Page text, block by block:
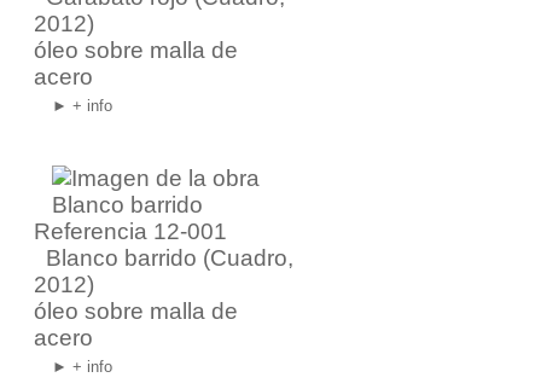
2012)
óleo sobre malla de
acero
► + info
Referencia 12-001
Blanco barrido (Cuadro,
2012)
óleo sobre malla de
acero
► + info